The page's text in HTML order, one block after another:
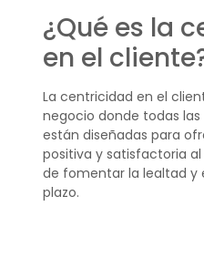
¿Qué es la
en el
La centricidad en el
negocio donde todas
están diseñadas para
positiva y satisfactoria
de fomentar la lealtad y
plazo.